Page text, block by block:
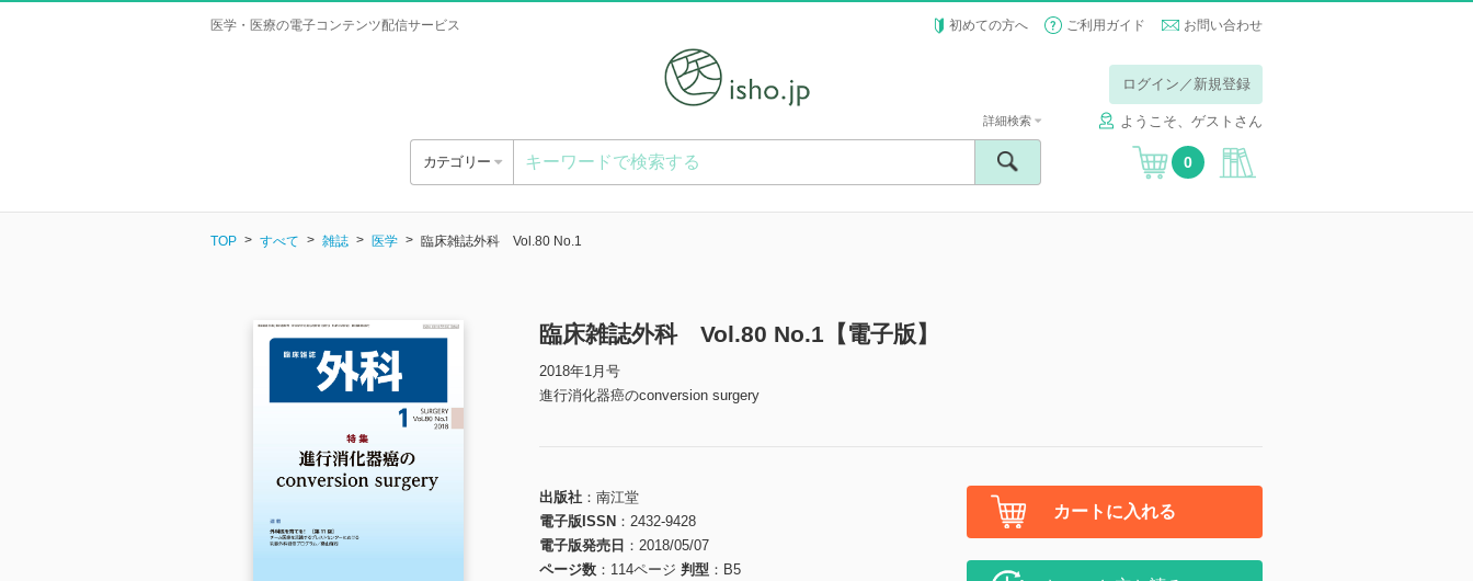
医学・医療の電子コンテンツ配信サービス 初めての方へ ご利用ガイド お問い合わせ
ログイン／新規登録
ようこそ、ゲストさん
カテゴリー
詳細検索
0
TOP すべて 雑誌 医学 臨床雑誌外科 Vol.80 No.1
臨床雑誌外科 Vol.80 No.1【電子版】
2018年1月号
進行消化器癌のconversion surgery
出版社
南江堂
電子版ISSN
2432-9428
電子版発売日
2018/05/07
ページ数
114ページ 判型
B5
カートに入れる